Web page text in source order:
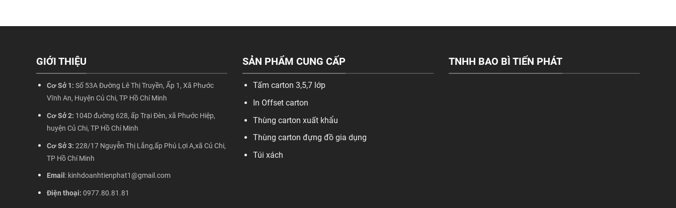
GIỚI THIỆU
Cơ Sở 1: Số 53A Đường Lê Thị Truyền, Ấp 1, Xã Phước
Vĩnh An, Huyện Củ Chi, TP Hồ Chí Minh
Cơ Sở 2: 104D đường 628, ấp Trại Đèn, xã Phước Hiệp,
huyện Củ Chi, TP Hồ Chí Minh
Cơ Sở 3: 228/17 Nguyễn Thị Lắng,ấp Phú Lợi A,xã Củ Chi,
TP Hồ Chí Minh
Email : kinhdoanhtienphat1@gmail.com
Điện thoại: 0977.80.81.81
SẢN PHẨM CUNG CẤP
Tấm carton 3,5,7 lớp
In Offset carton
Thùng carton xuất khẩu
Thùng carton đựng đồ gia dụng
Túi xách
TNHH BAO BÌ TIẾN PHÁT